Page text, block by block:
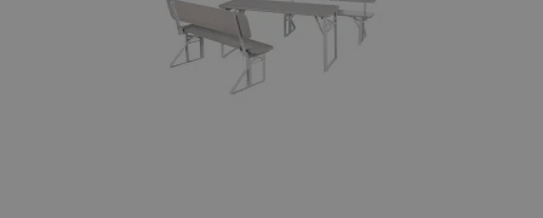
Nužno potrebni kolačići